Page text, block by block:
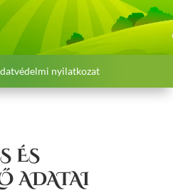
nyilatkozat
ÉS
ADATAI